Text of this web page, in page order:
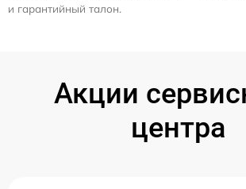
и гарантийный талон.
Акции
центра